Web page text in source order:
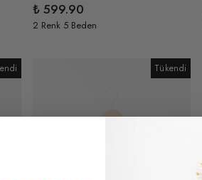
₺ 599.90
2 Renk 5 Beden
Tükendi